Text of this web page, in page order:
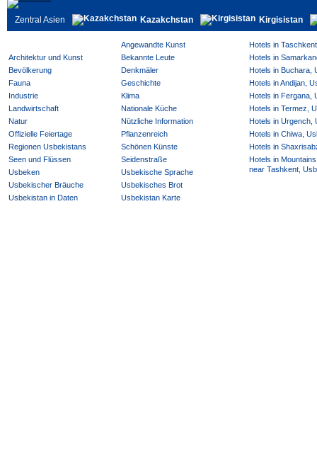
Zentral Asien Kazakchstan Kirgisistan
Angewandte Kunst
Architektur und Kunst
Bekannte Leute
Bevölkerung
Denkmäler
Fauna
Geschichte
Industrie
Klima
Landwirtschaft
Nationale Küche
Natur
Nützliche Information
Offizielle Feiertage
Pflanzenreich
Regionen Usbekistans
Schönen Künste
Seen und Flüssen
Seidenstraße
Usbeken
Usbekische Sprache
Usbekischer Bräuche
Usbekisches Brot
Usbekistan in Daten
Usbekistan Karte
Hotels in
Hotels in
Hotels in Buchara,
Hotels in Andijan,
Hotels in Fergana,
Hotels in Termez,
Hotels in Urgench,
Hotels in Chiwa,
Hotels in
Hotels in
near Tashkent,